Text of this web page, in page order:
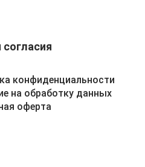
конфиденциальности
на обработку данных
оферта